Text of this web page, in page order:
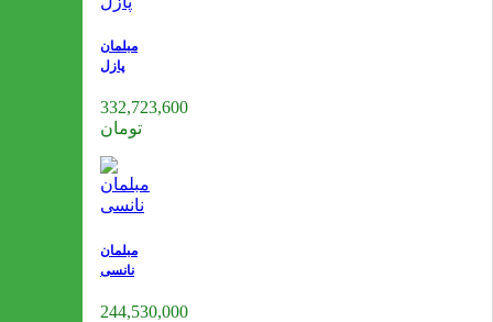
مبلمان
پازل
332,723,600
تومان
مبلمان
نانسی
244,530,000